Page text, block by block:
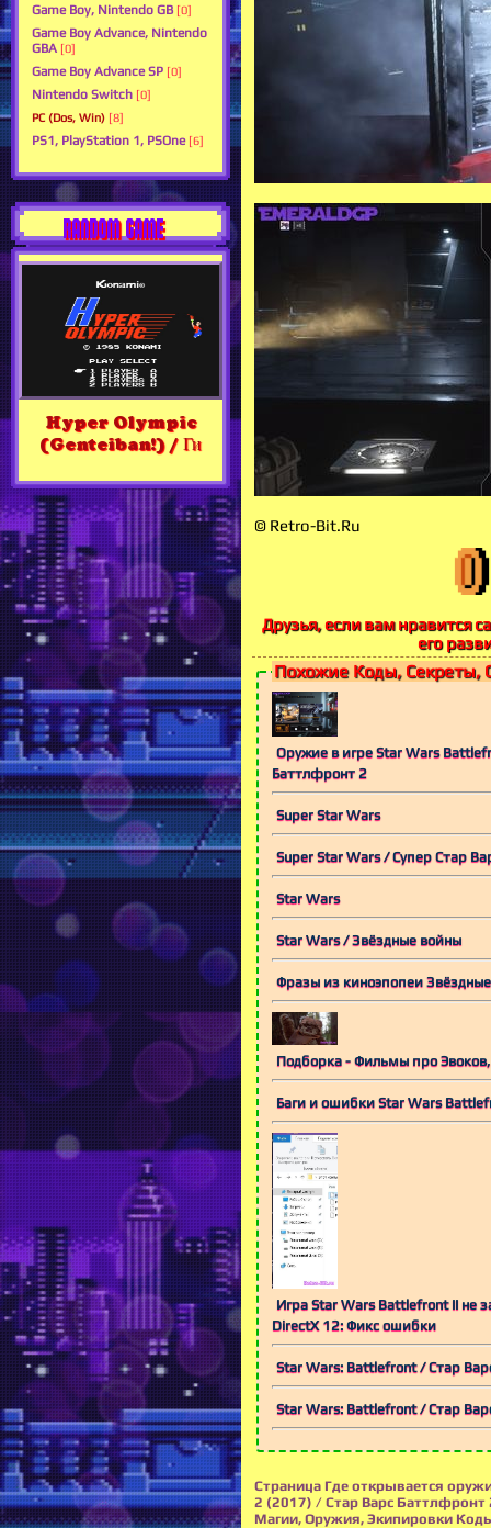
Game Boy, Nintendo GB [0]
Game Boy Advance, Nintendo
GBA [0]
Game Boy Advance SP [0]
Nintendo Switch [0]
PC (Dos, Win) [8]
PS1, PlayStation 1, PSOne [6]
RANDOM GAME
Hyper Olympic
(Genteiban!) / Ги
© Retro-Bit.Ru
Друзья, если вам нравится
его
Похожие Коды, Секреты,
Оружие в игре Star Wars
Баттлфронт 2
Super Star Wars
Super Star Wars / Супер Стар
Star Wars
Star Wars / Звёздные войны
Фразы из киноэпопеи
Подборка - Фильмы про
Баги и ошибки Star Wars
Игра Star Wars Battlefront II не
DirectX 12: Фикс ошибки
Star Wars: Battlefront / Стар
Star Wars: Battlefront / Стар
Страница Где открывается
2 (2017) / Стар Варс Баттлфронт
Магии, Оружия, Экипировки